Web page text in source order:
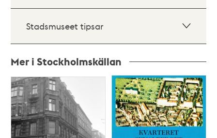
Stadsmuseet tipsar
Mer i Stockholmskällan
Relaterade
poster
och
teman